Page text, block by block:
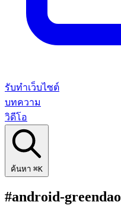
รับทำเว็บไซต์
บทความ
วิดีโอ
ค้นหา ⌘K
#android-greendao